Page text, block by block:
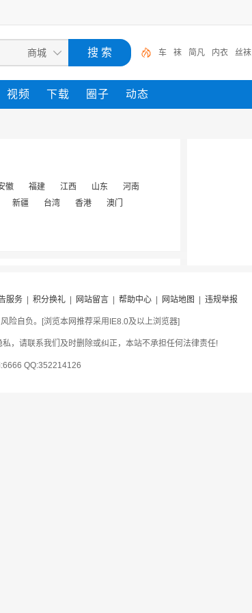
车 袜 简凡 内衣 丝袜
视频 下载 圈子 动态
徽 福建 江西 山东
河南
新疆 台湾 香港 澳门
服务| 积分换礼| 网站留言| 帮助中心| 网站地图 违规举报
险自负。[浏览本网推荐采用IE8.0及以上浏览器]
，请联系我们及时删除或纠正，本站不承担任何法律责任!
QQ:352214126